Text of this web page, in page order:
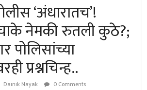
‘अंधारातच’!
नेमकी रुतली कुठे?;
पोलिसांच्या
प्रश्नचिन्ह..
Dainik Nayak 0 Comments